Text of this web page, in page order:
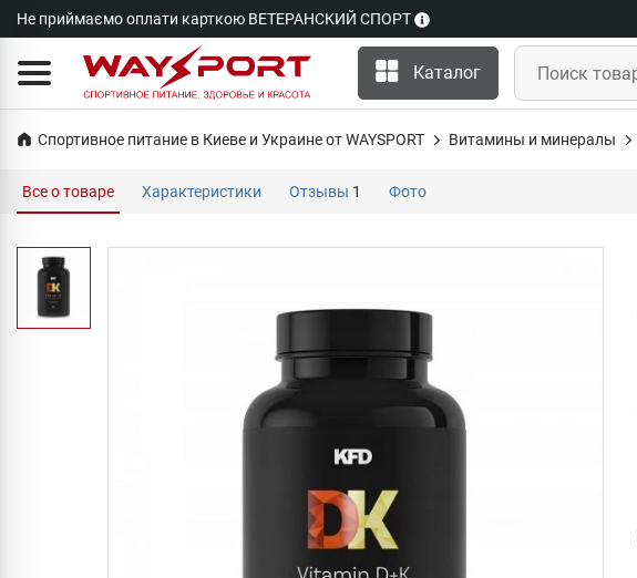
Не приймаємо оплати карткою ВЕТЕРАНСКИЙ СПОРТ
Каталог
Спортивное питание в Киеве и Украине от WAYSPORT Витамины и минералы
Все о товаре Характеристики Отзывы 1 Фото